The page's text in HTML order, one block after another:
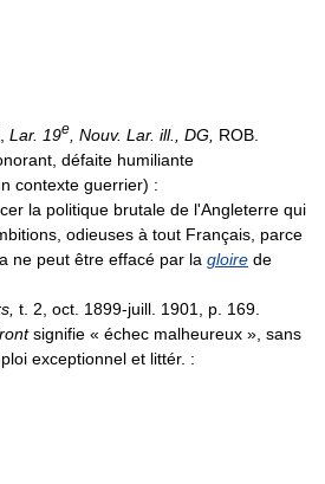
Lar. 19e , Nouv. Lar. ill., DG, ROB.
défaite humiliante
contexte guerrier) :
la politique brutale de l'Angleterre qui
odieuses à tout Français, parce
ne peut être effacé par la gloire de
t. 2, oct. 1899-juill. 1901, p. 169.
signifie « échec malheureux », sans
exceptionnel et littér. :